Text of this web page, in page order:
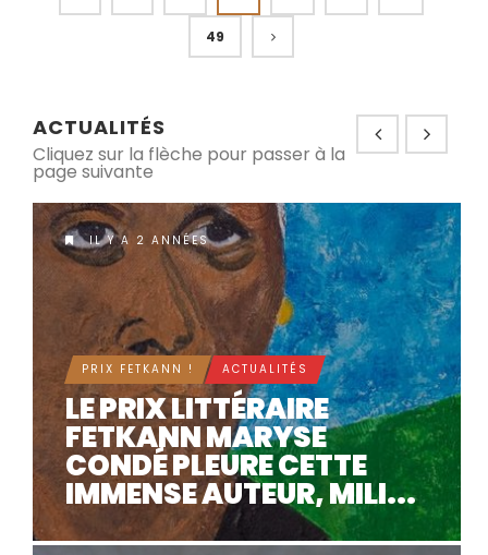
49
ACTUALITÉS
Cliquez sur la flèche pour passer à la
page suivante
IL Y A 2 ANNÉES
PRIX FETKANN ! ACTUALITÉS
LE PRIX LITTÉRAIRE
FETKANN MARYSE
CONDÉ PLEURE CETTE
IMMENSE AUTEUR, MILI...